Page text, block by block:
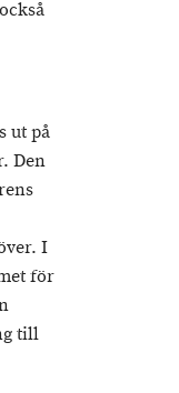
ut på
Den
I
för
till